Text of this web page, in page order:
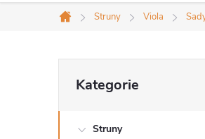
Domů
Struny Viola
o
kategorie
Kategorie
Struny